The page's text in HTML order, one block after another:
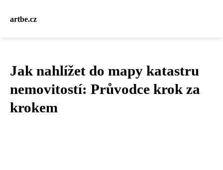
artbe.cz
Jak nahlížet do mapy katastru
nemovitostí: Průvodce krok za
krokem